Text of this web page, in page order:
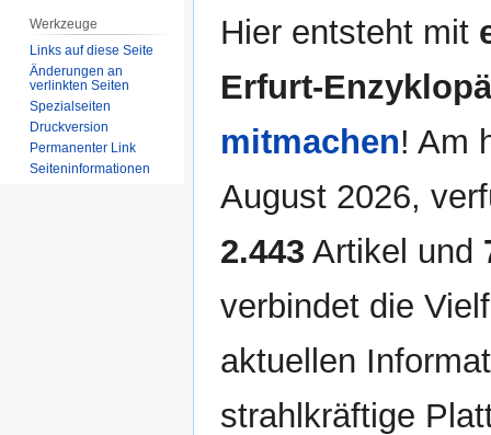
Hier entsteht mit
Erfurt-
mitmachen! Am
August 2026,
2.443 Artikel und
verbindet die
aktuellen
strahlkräftige
Werkzeuge
Links auf diese Seite
Änderungen an
verlinkten Seiten
Spezialseiten
Druckversion
Permanenter Link
Seiten­informationen